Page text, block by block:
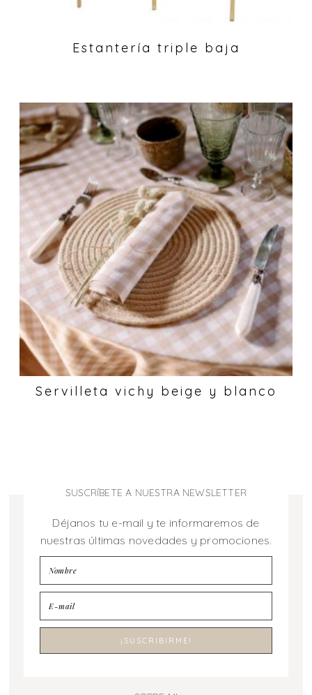
Estantería triple baja
Servilleta vichy beige y blanco
SUSCRÍBETE A NUESTRA NEWSLETTER
Déjanos tu e-mail y te informaremos de
nuestras últimas novedades y promociones.